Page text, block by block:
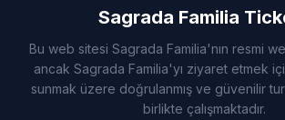
Sagrada Familia
Bu web sitesi Sagrada Familia'nın resmi
ancak Sagrada Familia'yı ziyaret etmek
sunmak üzere doğrulanmış ve güvenilir
birlikte çalışmaktadır.